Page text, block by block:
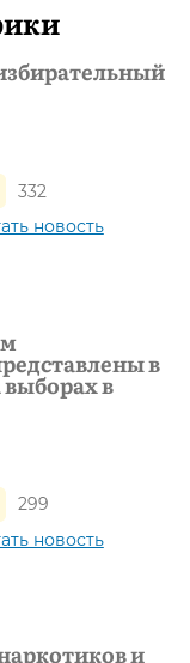
332
новость
в
в
299
новость
и